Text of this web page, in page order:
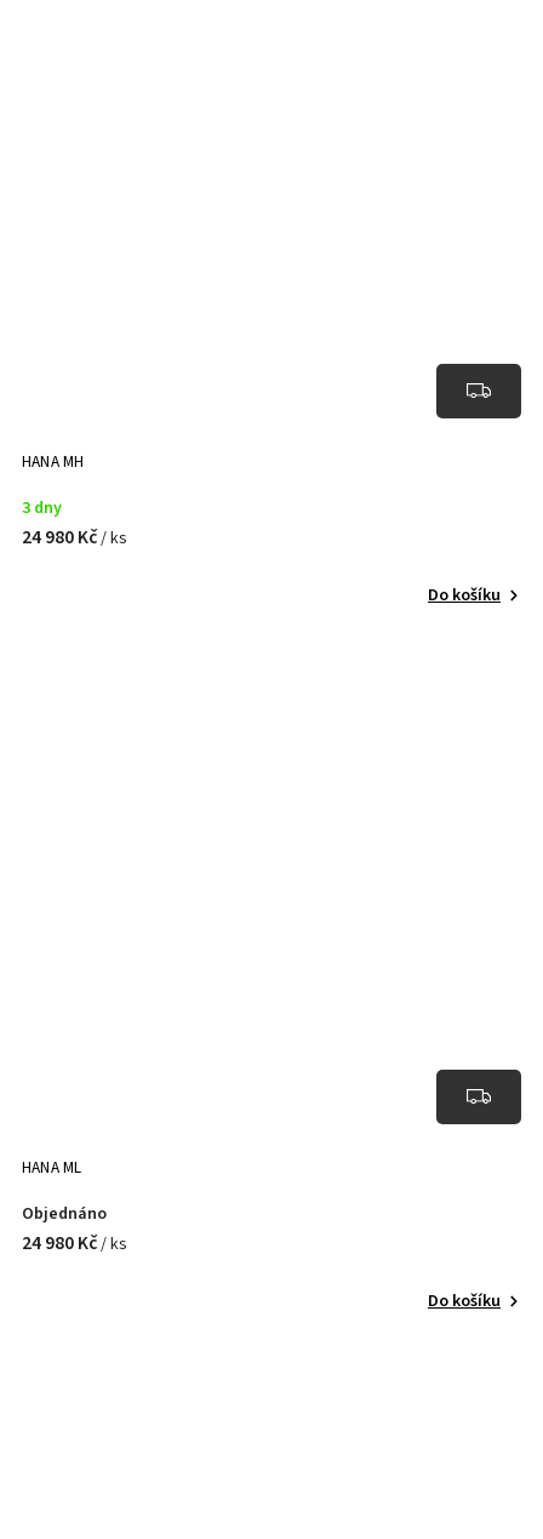
HANA MH
3 dny
24 980 Kč/ ks
Do košíku
HANA ML
Objednáno
24 980 Kč/ ks
Do košíku